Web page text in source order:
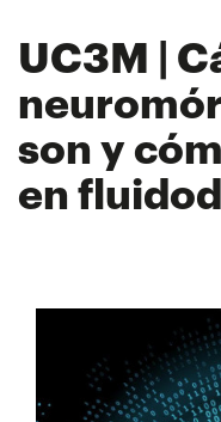
UC3M |
son y
en